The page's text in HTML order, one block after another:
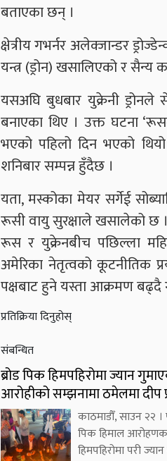
बताएका छन् ।
क्षेत्रीय गभर्नर अलेक्जान्डर
यन्त्र (ड्रोन) खसालिएको र सैन्य
यसअघि बुधबार युक्रेनी ड्रोनले
बनाएका थिए । उक्त घटना
भएको पहिलो दिन भएको
शनिबार सम्पन्न हुँदैछ ।
यता, मस्कोका मेयर सर्गेई
रूसी वायु सुरक्षाले खसालेको छ ।
रूस र युक्रेनबीच पछिल्ला
अमेरिका नेतृत्वको कूटनीतिक
पक्षबाट हुने यस्ता आक्रमण
प्रतिक्रिया दिनुहोस्
संबन्धित
ब्रोड पिक हिमपहिरोमा ज्यान
आरोहीको सम्झनामा ठमेलमा दीप
काठमाडौँ, साउन २२ ।
पिक हिमाल
हिमपहिरोमा परी